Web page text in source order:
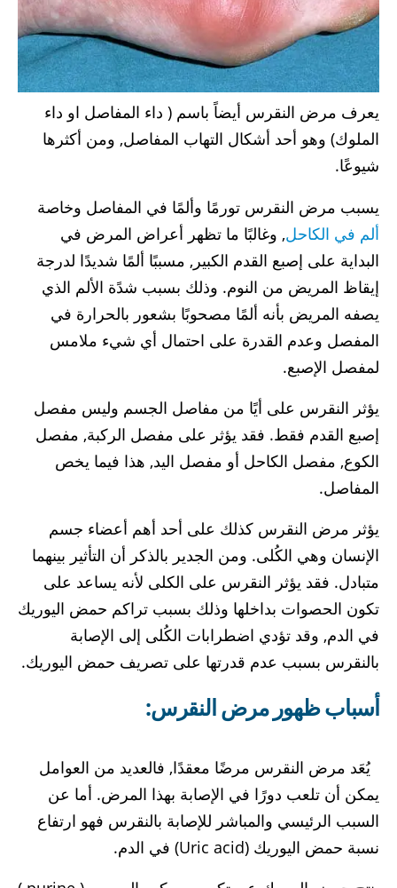
يعرف مرض النقرس أيضاً باسم ( داء المفاصل او داء
الملوك) وهو أحد أشكال التهاب المفاصل, ومن أكثرها
شيوعًا.
يسبب مرض النقرس تورمًا وألمًا في المفاصل وخاصة
ألم في الكاحل, وغالبًا ما تظهر أعراض المرض في
البداية على إصبع القدم الكبير, مسببًا ألمًا شديدًا لدرجة
إيقاظ المريض من النوم. وذلك بسبب شدًة الألم الذي
يصفه المريض بأنه ألمًا مصحوبًا بشعور بالحرارة في
المفصل وعدم القدرة على احتمال أي شيء ملامس
لمفصل الإصبع.
يؤثر النقرس على أيًا من مفاصل الجسم وليس مفصل
إصبع القدم فقط. فقد يؤثر على مفصل الركبة, مفصل
الكوع, مفصل الكاحل أو مفصل اليد, هذا فيما يخص
المفاصل.
يؤثر مرض النقرس كذلك على أحد أهم أعضاء جسم
الإنسان وهي الكُلى. ومن الجدير بالذكر أن التأثير بينهما
متبادل. فقد يؤثر النقرس على الكلى لأنه يساعد على
تكون الحصوات بداخلها وذلك بسبب تراكم حمض اليوريك
في الدم, وقد تؤدي اضطرابات الكُلى إلى الإصابة
بالنقرس بسبب عدم قدرتها على تصريف حمض اليوريك.
أسباب ظهور مرض النقرس:
يُعَد مرض النقرس مرضًا معقدًا, فالعديد من العوامل
يمكن أن تلعب دورًا في الإصابة بهذا المرض. أما عن
السبب الرئيسي والمباشر للإصابة بالنقرس فهو ارتفاع
نسبة حمض اليوريك (Uric acid) في الدم.